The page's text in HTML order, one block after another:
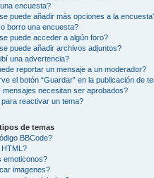
encuesta?
puede añadir más opciones a la
borro una encuesta?
puede acceder a algún foro?
puede añadir archivos adjuntos?
una advertencia?
reportar un mensaje a un moderador?
el botón “Guardar” en la publicación de
mensajes necesitan ser aprobados?
reactivar un tema?
de temas
BBCode?
emoticonos?
imagenes?